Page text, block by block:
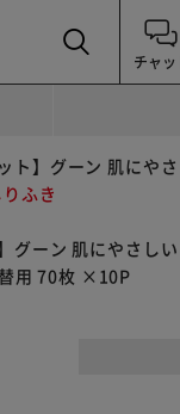
チャッ
ット】グーン 肌に
ふき
】グーン 肌にやさ
用 70枚 ×10P